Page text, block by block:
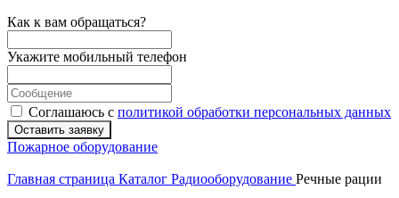
Как к вам обращаться?
Укажите мобильный телефон
Соглашаюсь с политикой обработки персональных данных
Оставить заявку
Пожарное оборудование
Главная страница Каталог Радиооборудование Речные рации